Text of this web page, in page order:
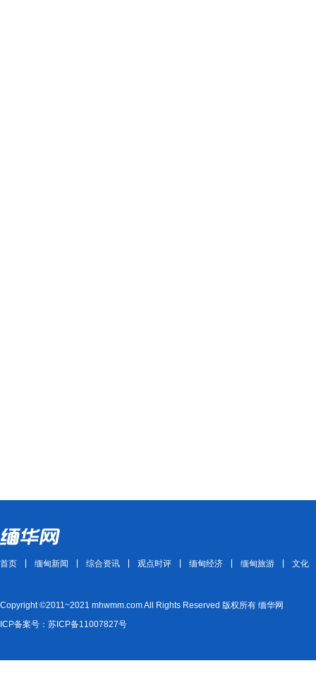
首页 缅甸新闻 综合资讯 观点时评 缅甸经济 缅甸旅游 文化
Copyright ©2011~2021 mhwmm.com All Rights Reserved 版权所有 缅华网
ICP备案号：苏ICP备11007827号